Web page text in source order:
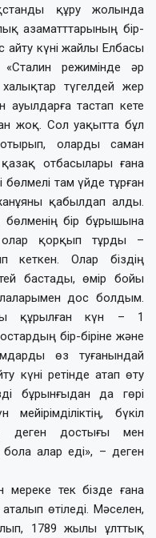
құру жолында
азаматттарының бір-
айту күні жайлы Елбасы
режимінде әр
халықтар түгелдей жер
тастап кете
жоқ. Сол уақытта бұл
оларды саман
отбасылары ғана
бөлмелі там үйде тұрған
қабылдап алды.
бір бұрышына
олар қорқып тұрды –
кеткен. Олар біздің
бастады, өмір бойы
дос болдым.
құрылған күн – 1
бір-біріне және
өз туғанындай
күні ретінде атап өту
бұрынғыдан да гөрі
бүкіл
деген достығы мен
алар еді», – деген
мереке тек бізде ғана
өтіледі. Мәселен,
1789 жылы ұлттық